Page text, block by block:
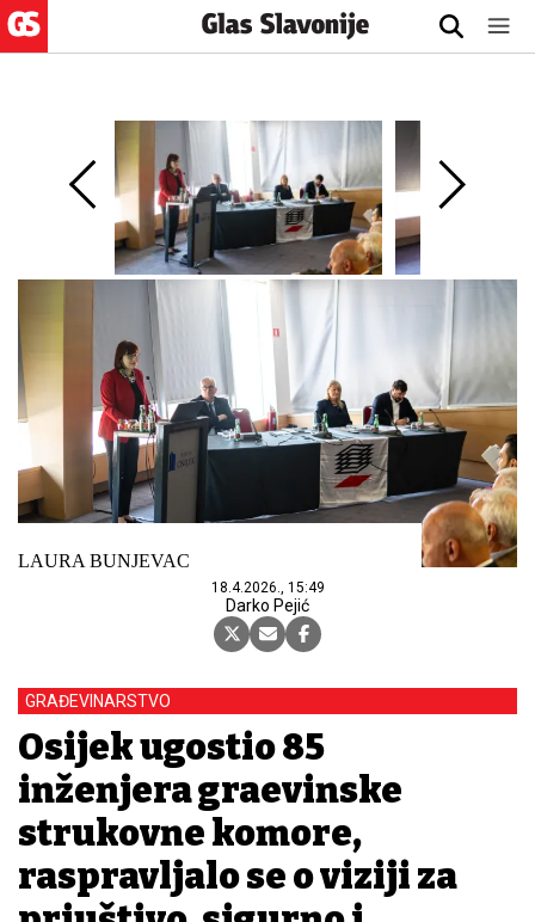
LAURA BUNJEVAC
18.4.2026., 15:49
Darko Pejić
GRAĐEVINARSTVO
Osijek ugostio 85
inženjera građevinske
strukovne komore,
raspravljalo se o viziji za